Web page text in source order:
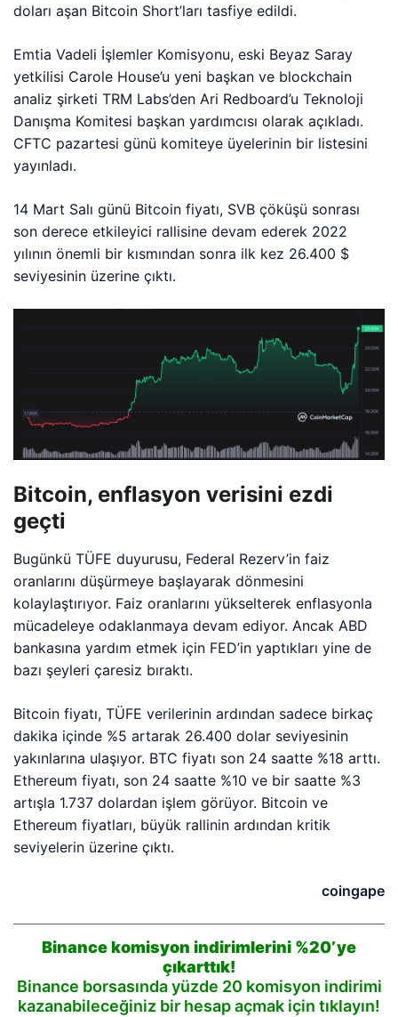
doları aşan Bitcoin Short’ları tasfiye edildi.
Emtia Vadeli İşlemler Komisyonu, eski Beyaz Saray
yetkilisi Carole House’u yeni başkan ve blockchain
analiz şirketi TRM Labs’den Ari Redboard’u Teknoloji
Danışma Komitesi başkan yardımcısı olarak açıkladı.
CFTC pazartesi günü komiteye üyelerinin bir listesini
yayınladı.
14 Mart Salı günü Bitcoin fiyatı, SVB çöküşü sonrası
son derece etkileyici rallisine devam ederek 2022
yılının önemli bir kısmından sonra ilk kez 26.400 $
seviyesinin üzerine çıktı.
Bitcoin, enflasyon verisini ezdi
geçti
Bugünkü TÜFE duyurusu, Federal Rezerv’in faiz
oranlarını düşürmeye başlayarak dönmesini
kolaylaştırıyor. Faiz oranlarını yükselterek enflasyonla
mücadeleye odaklanmaya devam ediyor. Ancak ABD
bankasına yardım etmek için FED’in yaptıkları yine de
bazı şeyleri çaresiz bıraktı.
Bitcoin fiyatı, TÜFE verilerinin ardından sadece birkaç
dakika içinde %5 artarak 26.400 dolar seviyesinin
yakınlarına ulaşıyor. BTC fiyatı son 24 saatte %18 arttı.
Ethereum fiyatı, son 24 saatte %10 ve bir saatte %3
artışla 1.737 dolardan işlem görüyor. Bitcoin ve
Ethereum fiyatları, büyük rallinin ardından kritik
seviyelerin üzerine çıktı.
coingape
Binance komisyon indirimlerini %20’ye
çıkarttık!
Binance borsasında yüzde 20 komisyon indirimi
kazanabileceğiniz bir hesap açmak için tıklayın!